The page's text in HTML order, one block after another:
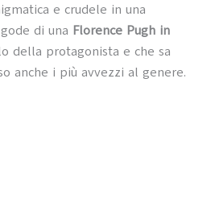
e crudele in una
di una Florence Pugh in
della protagonista e che sa
anche i più avvezzi al genere.